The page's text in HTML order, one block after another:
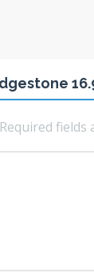
Required fields